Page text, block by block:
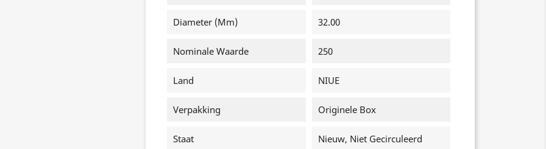
Diameter (mm) 32.00
Nominale Waarde 250
Land NIUE
Verpakking Originele Box
Staat Nieuw, Niet Gecirculeerd